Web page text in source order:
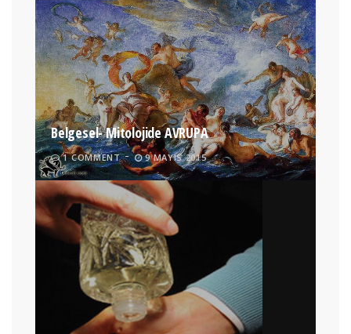
Belgesel- Mitolojide AVRUPA
1 COMMENT 9 MAYIS 2015